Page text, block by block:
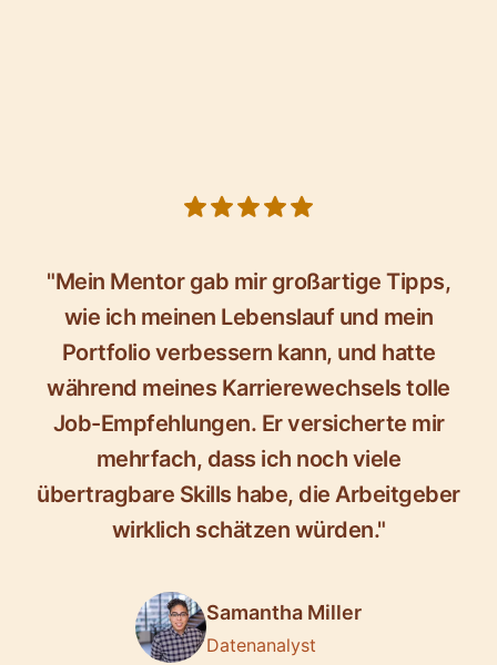
"Mein Mentor gab mir großartige Tipps,
wie ich meinen Lebenslauf und mein
Portfolio verbessern kann, und hatte
während meines Karrierewechsels tolle
Job-Empfehlungen. Er versicherte mir
mehrfach, dass ich noch viele
übertragbare Skills habe, die Arbeitgeber
wirklich schätzen würden."
Samantha Miller
Datenanalyst